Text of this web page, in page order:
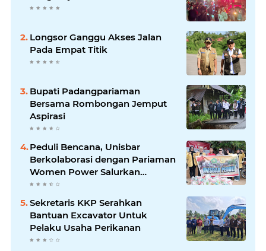
Longsor Ganggu Akses Jalan
Pada Empat Titik
Bupati Padangpariaman
Bersama Rombongan Jemput
Aspirasi
Peduli Bencana, Unisbar
Berkolaborasi dengan Pariaman
Women Power Salurkan
Bantuan untuk Korban Banjir di
Padang
Sekretaris KKP Serahkan
Bantuan Excavator Untuk
Pelaku Usaha Perikanan